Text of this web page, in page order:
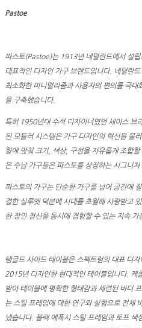
Pastoe
파스토(Pastoe)는 1913년 네덜란드에서 설
대표적인 디자인 가구 브랜드입니다. 네덜란
최소화한 미니멀리즘과 사용자의 편의를 극
을 구축했습니다.
특히 1950년대 수석 디자이너였던 세이스
된 모듈러 시스템은 가구 디자인의 혁신을 불
향에 맞춰 크기, 색상, 구성을 자유롭게 조합
은 수납 가구들은 파스토를 상징하는 시그니
파스토의 가구는 단순한 가구를 넘어 공간에
결한 실루엣 덕분에 시대를 초월해 사랑받고
한 장인 정신을 동시에 경험할 수 있는 지속
탱글드 사이드 테이블은 스펙트럼의 대표 디
2015년 디자인한 현대적인 테이블입니다. 캐
받아 테이블에 명확한 형태감과 세련된 바디
는 스틸 프레임에 대한 연구와 실험으로 전체
냈습니다. 블랙 에폭시 스틸 프레임과 토프 색